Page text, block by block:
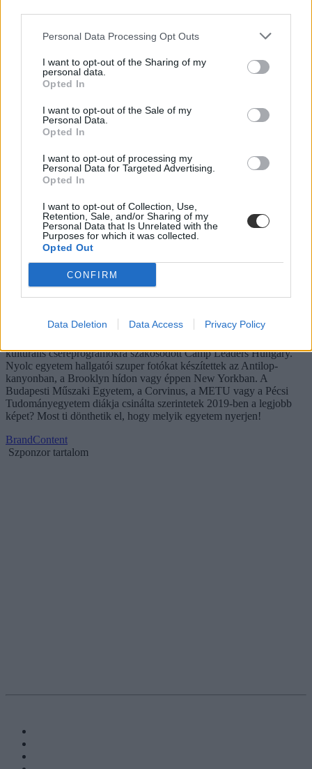
Personal Data Processing Opt Outs
I want to opt-out of the Sharing of my
personal data.
Opted In
I want to opt-out of the Sale of my
Personal Data.
Opted In
I want to opt-out of processing my
Personal Data for Targeted Advertising.
Opted In
I want to opt-out of Collection, Use,
Retention, Sale, and/or Sharing of my
Personal Data that Is Unrelated with the
Purposes for which it was collected.
Opted Out
CONFIRM
Data Deletion Data Access Privacy Policy
Indul a nagy egyetemi fotóverseny - Amerikából
kulturális csereprogramokra szakosodott Camp Leaders Hungary.
Nyolc egyetem hallgatói szuper fotókat készítettek az Antilop-
kanyonban, a Brooklyn hídon vagy éppen New Yorkban. A
Budapesti Műszaki Egyetem, a Corvinus, a METU vagy a Pécsi
Tudományegyetem diákja csinálta szerintetek 2019-ben a legjobb
képet? Most ti dönthetik el, hogy melyik egyetem nyerjen!
BrandContent
Szponzor tartalom